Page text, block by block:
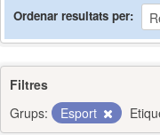
Ordenar resultats per
Filtres
Grups:
Esport